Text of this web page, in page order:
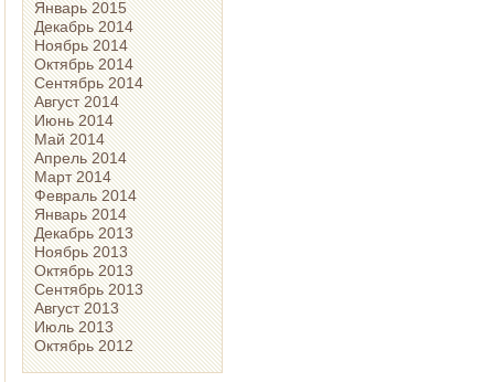
Январь 2015
Декабрь 2014
Ноябрь 2014
Октябрь 2014
Сентябрь 2014
Август 2014
Июнь 2014
Май 2014
Апрель 2014
Март 2014
Февраль 2014
Январь 2014
Декабрь 2013
Ноябрь 2013
Октябрь 2013
Сентябрь 2013
Август 2013
Июль 2013
Октябрь 2012